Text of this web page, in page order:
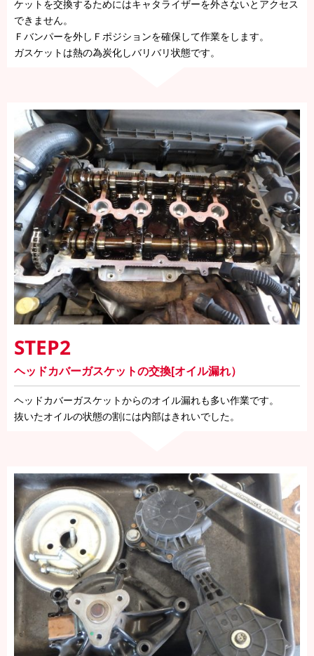
ケットを交換するためにはキャタライザーを外さないとアクセス
できません。
Ｆバンパーを外しＦポジションを確保して作業をします。
ガスケットは熱の為炭化しバリバリ状態です。
STEP2
ヘッドカバーガスケットの交換[オイル漏れ）
ヘッドカバーガスケットからのオイル漏れも多い作業です。
抜いたオイルの状態の割には内部はきれいでした。